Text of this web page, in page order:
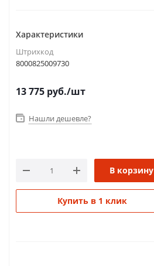
Характеристики
Штрихкод
8000825009730
13 775 руб./шт
Нашли дешевле?
В корзину
Купить в 1 клик